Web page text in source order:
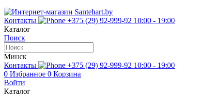
Контакты +375 (29) 92-999-92 10:00 - 19:00
Каталог
Поиск
Минск
Контакты
+375 (29) 92-999-92 10:00 - 19:00
0 Избранное 0 Корзина
Войти
Каталог